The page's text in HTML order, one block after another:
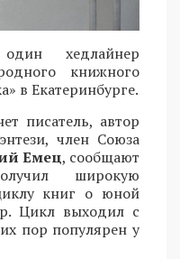
хедлайнер
книжного
в Екатеринбурге.
писатель, автор
член Союза
Емец, сообщают
широкую
книг о юной
Цикл выходил с
пор популярен у